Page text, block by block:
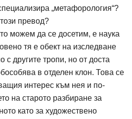
„метафорология“?
превод?
можем да се досетим, е наука
тя е обект на изследване
с другите тропи, но от доста
в отделен клон. Това се
интерес към нея и по-
на старото разбиране за
като за художествено